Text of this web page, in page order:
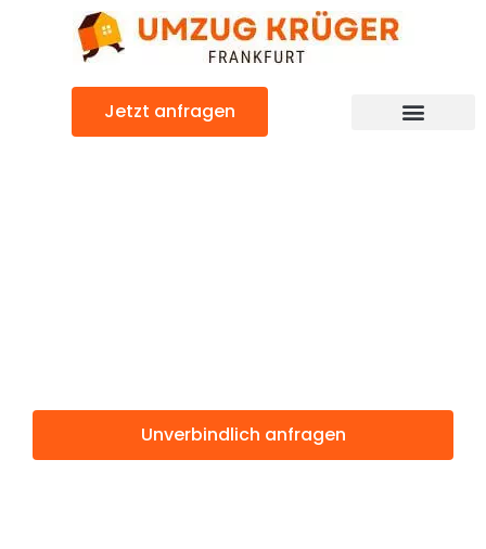
Jetzt anfragen
Unverbindlich anfragen